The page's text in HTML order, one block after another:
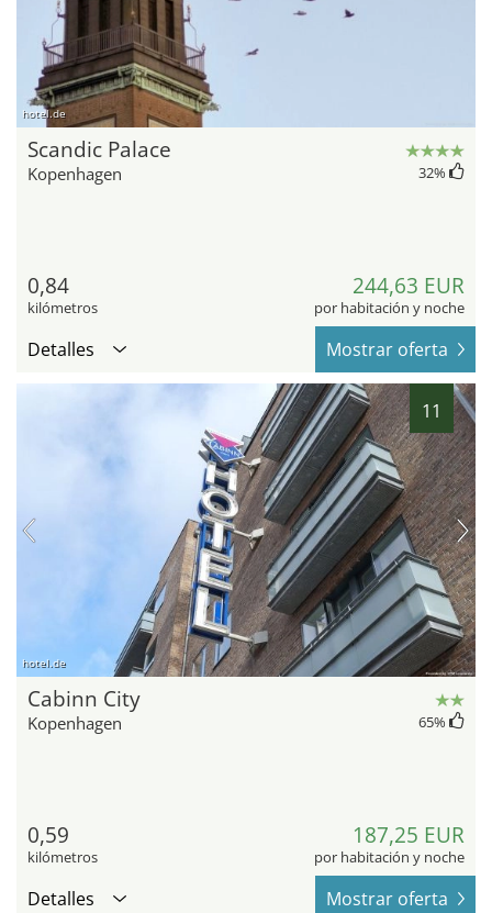
hotel.de
Scandic Palace
Kopenhagen 32%
0,84
kilómetros
244,63 EUR
por habitación y noche
Detalles Mostrar oferta
11
hotel.de
Cabinn City
Kopenhagen 65%
0,59
kilómetros
187,25 EUR
por habitación y noche
Detalles Mostrar oferta